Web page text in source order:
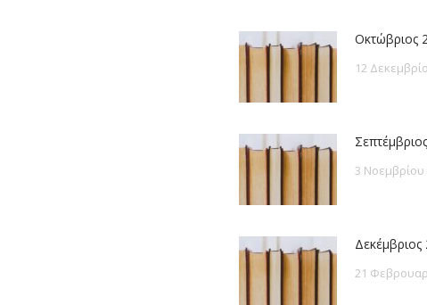
Οκτώβριος
12
3 Νοεμβρίου
Δεκέμβριος
21